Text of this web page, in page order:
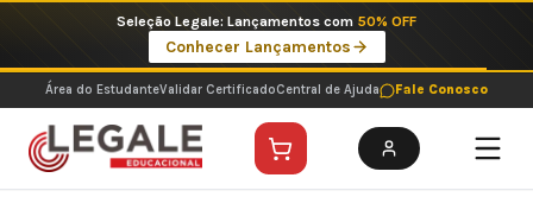
o
conteúdo
Imperdíveis no Pix: Pós Selecionadas a 199 reais no pix em parcela única
Ver ofertas
Área do EstudanteValidar CertificadoCentral de Ajuda Fale Conosco